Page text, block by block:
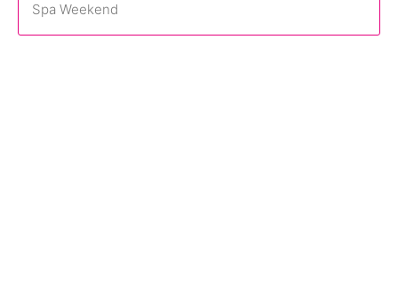
Spa Weekend